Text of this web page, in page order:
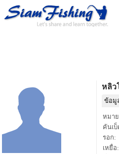
หลิว
ข้อมู
หมา
คันเบ็
รอก:
เหยื่อ: